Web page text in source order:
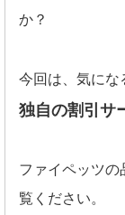
か？
今回は、気にな
独自の割引サ
ファイペッツの
覧ください。